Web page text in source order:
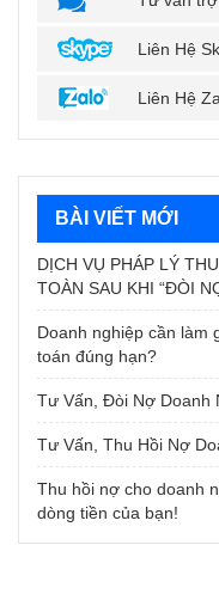
Liên Hệ
Liên Hệ
BÀI VIẾT MỚI
DỊCH VỤ PHÁP LÝ
TOÀN SAU KHI “ĐÒI
Doanh nghiệp cần làm
toán đúng hạn?
Tư Vấn, Đòi Nợ Doanh
Tư Vấn, Thu Hồi Nợ
Thu hồi nợ cho doanh
dòng tiền của bạn!